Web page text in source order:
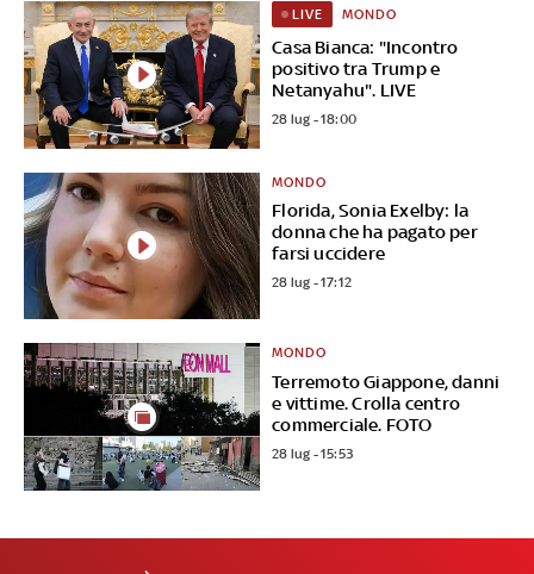
Casa Bianca: "Incontro
positivo tra Trump e
Netanyahu". LIVE
LIVE MONDO
28 lug - 18:00
Florida, Sonia Exelby: la
donna che ha pagato per
farsi uccidere
MONDO
28 lug - 17:12
Terremoto Giappone, danni
e vittime. Crolla centro
commerciale. FOTO
MONDO
28 lug - 15:53